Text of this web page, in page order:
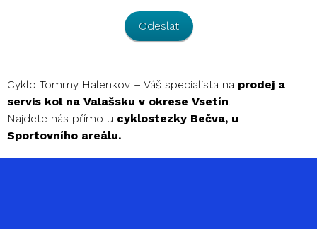
Odeslat
Cyklo Tommy Halenkov – Váš specialista na prodej a
servis kol na Valašsku v okrese Vsetín.
Najdete nás přímo u cyklostezky Bečva, u
Sportovního areálu.